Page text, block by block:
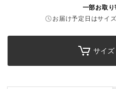
一部お取
お届け予定日はサイ
サイ